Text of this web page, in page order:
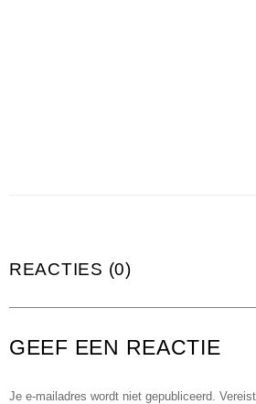
REACTIES (0)
GEEF EEN REACTIE
Je e-mailadres wordt niet gepubliceerd.